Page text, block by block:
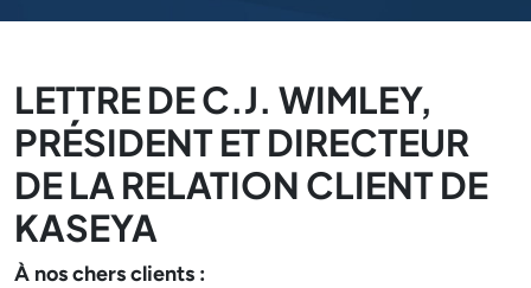
LETTRE DE C.J. WIMLEY,
PRÉSIDENT ET DIRECTEUR
DE LA RELATION CLIENT DE
KASEYA
À nos chers clients :